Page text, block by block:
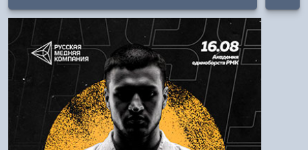
Авторизация
Логин:
Пароль